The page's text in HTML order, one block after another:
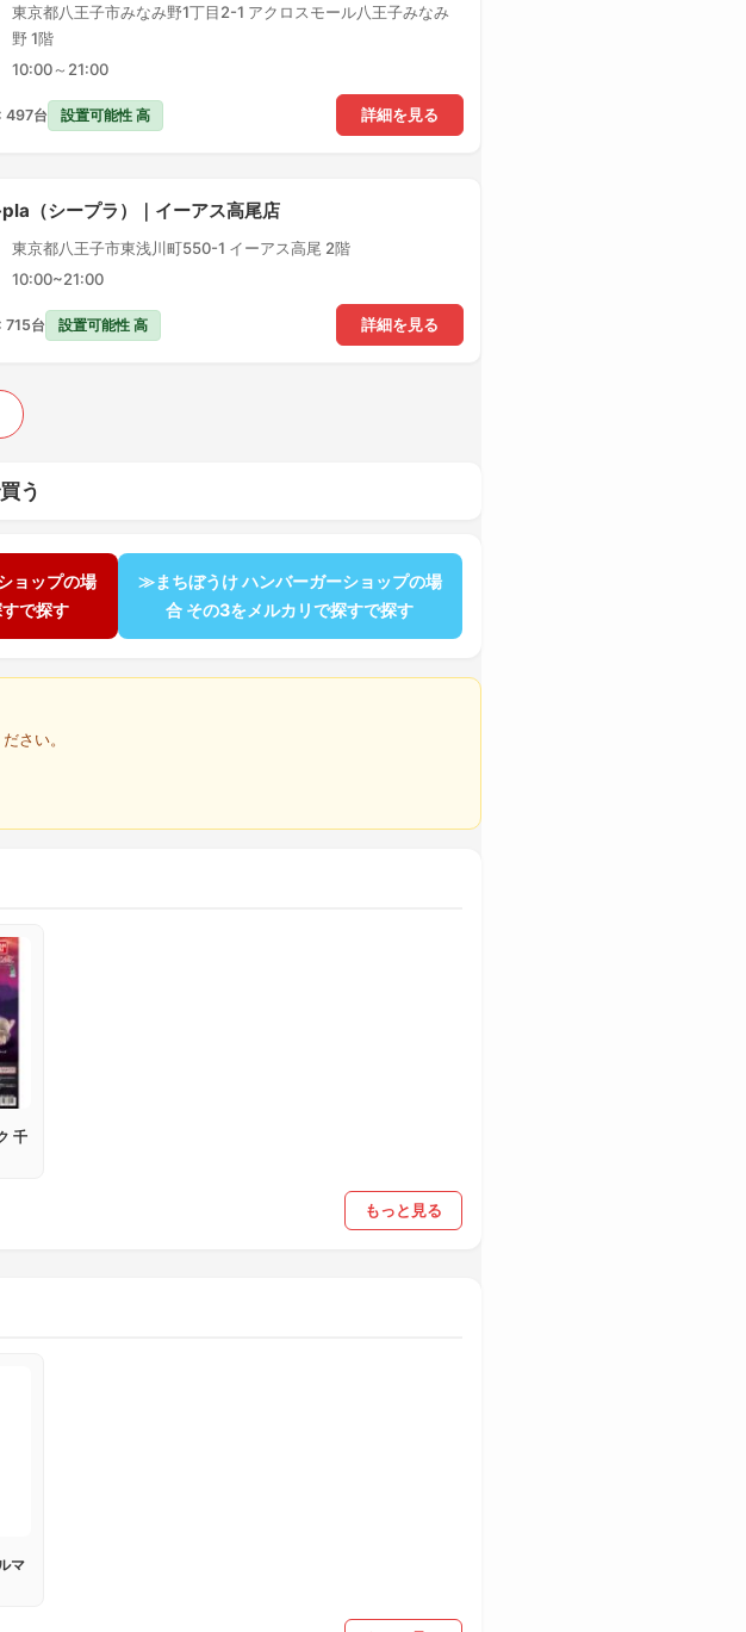
東京都八王子市みなみ野1丁目2-1 アクロスモール八王子みなみ
野 1階
10:00～21:00
詳細を見る
497台 設置可能性 高
（シープラ）｜イーアス高尾店
東京都八王子市東浅川町550-1 イーアス高尾 2階
10:00~21:00
詳細を見る
715台 設置可能性 高
う
ョップの場
で探す
≫まちぼうけ ハンバーガーショップの場
合 その3をメルカリで探すで探す
さい。
千
もっと見る
マ